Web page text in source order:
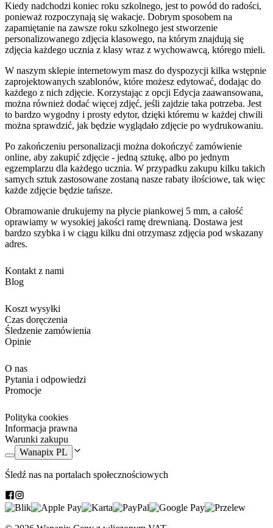
Kiedy nadchodzi koniec roku szkolnego, jest to powód do radości,
ponieważ rozpoczynają się wakacje. Dobrym sposobem na
zapamiętanie na zawsze roku szkolnego jest stworzenie
personalizowanego zdjęcia klasowego, na którym znajdują się
zdjęcia każdego ucznia z klasy wraz z wychowawcą, którego mieli.
W naszym sklepie internetowym masz do dyspozycji kilka wstępnie
zaprojektowanych szablonów, które możesz edytować, dodając do
każdego z nich zdjęcie. Korzystając z opcji Edycja zaawansowana,
można również dodać więcej zdjęć, jeśli zajdzie taka potrzeba. Jest
to bardzo wygodny i prosty edytor, dzięki któremu w każdej chwili
można sprawdzić, jak będzie wyglądało zdjęcie po wydrukowaniu.
Po zakończeniu personalizacji można dokończyć zamówienie
online, aby zakupić zdjęcie - jedną sztukę, albo po jednym
egzemplarzu dla każdego ucznia. W przypadku zakupu kilku takich
samych sztuk zastosowane zostaną nasze rabaty ilościowe, tak więc
każde zdjęcie będzie tańsze.
Obramowanie drukujemy na płycie piankowej 5 mm, a całość
oprawiamy w wysokiej jakości ramę drewnianą. Dostawa jest
bardzo szybka i w ciągu kilku dni otrzymasz zdjęcia pod wskazany
adres.
Kontakt z nami
Blog
Koszt wysyłki
Czas doręczenia
Śledzenie zamówienia
Opinie
O nas
Pytania i odpowiedzi
Promocje
Polityka cookies
Informacja prawna
Warunki zakupu
Wanapix PL
Śledź nas na portalach społecznościowych